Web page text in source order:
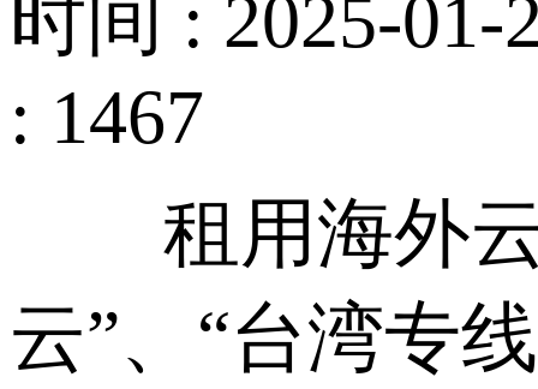
时间 : 2025-01-
: 1467
租用海外云
云”、“台湾专